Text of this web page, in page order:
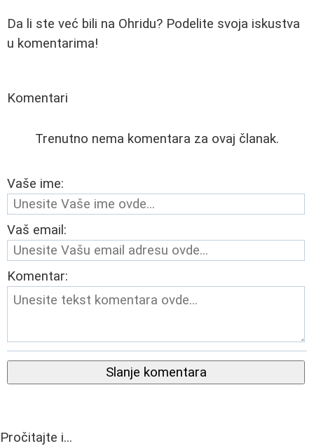
Da li ste već bili na Ohridu? Podelite svoja iskustva
u komentarima!
Komentari
Trenutno nema komentara za ovaj članak.
Vaše ime:
Vaš email:
Komentar:
Slanje komentara
Pročitajte i...